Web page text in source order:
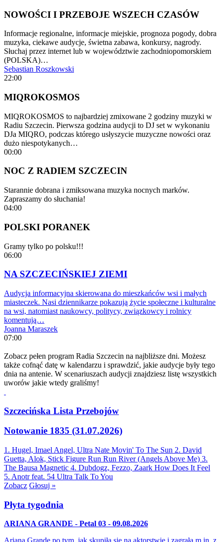
NOWOŚCI I PRZEBOJE WSZECH CZASÓW
Informacje regionalne, informacje miejskie, prognoza pogody, dobra
muzyka, ciekawe audycje, świetna zabawa, konkursy, nagrody.
Słuchaj przez internet lub w województwie zachodniopomorskiem
(POLSKA)…
Sebastian Roszkowski
22:00
MIQROKOSMOS
MIQROKOSMOS to najbardziej zmixowane 2 godziny muzyki w
Radiu Szczecin. Pierwsza godzina audycji to DJ set w wykonaniu
DJa MIQRO, podczas którego usłyszycie muzyczne nowości oraz
dużo niespotykanych…
00:00
NOC Z RADIEM SZCZECIN
Starannie dobrana i zmiksowana muzyka nocnych marków.
Zapraszamy do słuchania!
04:00
POLSKI PORANEK
Gramy tylko po polsku!!!
06:00
NA SZCZECIŃSKIEJ ZIEMI
Audycja informacyjna skierowana do mieszkańców wsi i małych
miasteczek. Nasi dziennikarze pokazują życie społeczne i kulturalne
na wsi, natomiast naukowcy, politycy, związkowcy i rolnicy
komentują…
Joanna Maraszek
07:00
Zobacz pełen program Radia Szczecin na najbliższe dni. Możesz
także cofnąć datę w kalendarzu i sprawdzić, jakie audycje były tego
dnia na antenie. W scenariuszach audycji znajdziesz listę wszystkich
uworów jakie wtedy graliśmy!
Szczecińska Lista Przebojów
Notowanie 1835 (31.07.2026)
1. Hugel, Imael Angel, Ultra Nate Movin' To The Sun 2. David
Guetta, Alok, Stick Figure Run Run River (Angels Above Me) 3.
The Bausa Magnetic 4. Dubdogz, Fezzo, Zaark How Does It Feel
5. Anotr feat. 54 Ultra Talk To You
Zobacz Głosuj »
Płyta tygodnia
ARIANA GRANDE - Petal 03 - 09.08.2026